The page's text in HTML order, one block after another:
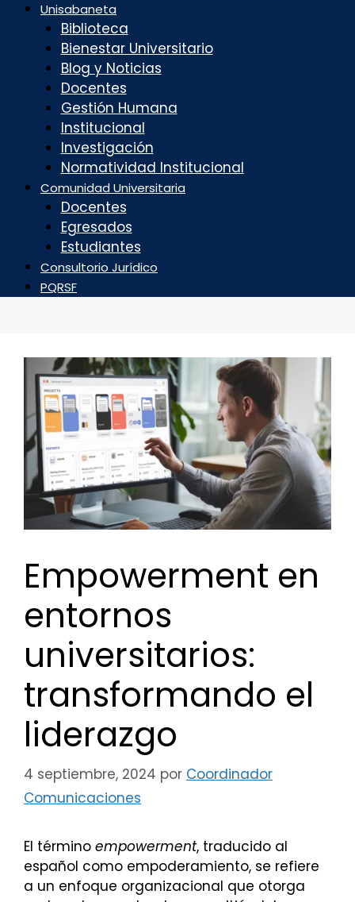
Unisabaneta
Biblioteca
Bienestar Universitario
Blog y Noticias
Docentes
Gestión Humana
Institucional
Investigación
Normatividad Institucional
Comunidad Universitaria
Docentes
Egresados
Estudiantes
Consultorio Jurídico
PQRSF
Empowerment en
entornos
universitarios:
transformando el
liderazgo
4 septiembre, 2024 por Coordinador
Comunicaciones
El término empowerment, traducido al
español como empoderamiento, se refiere
a un enfoque organizacional que otorga